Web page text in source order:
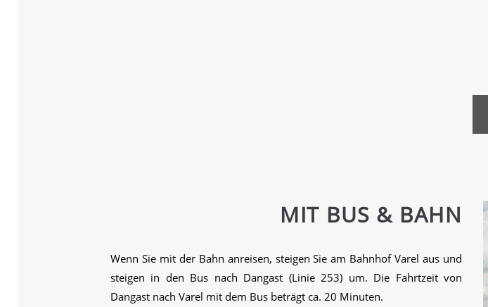
MIT BUS & BAHN
Wenn Sie mit der Bahn anreisen, steigen Sie am Bahnhof Varel aus und
steigen in den Bus nach Dangast (Linie 253) um. Die Fahrtzeit von
Dangast nach Varel mit dem Bus beträgt ca. 20 Minuten.